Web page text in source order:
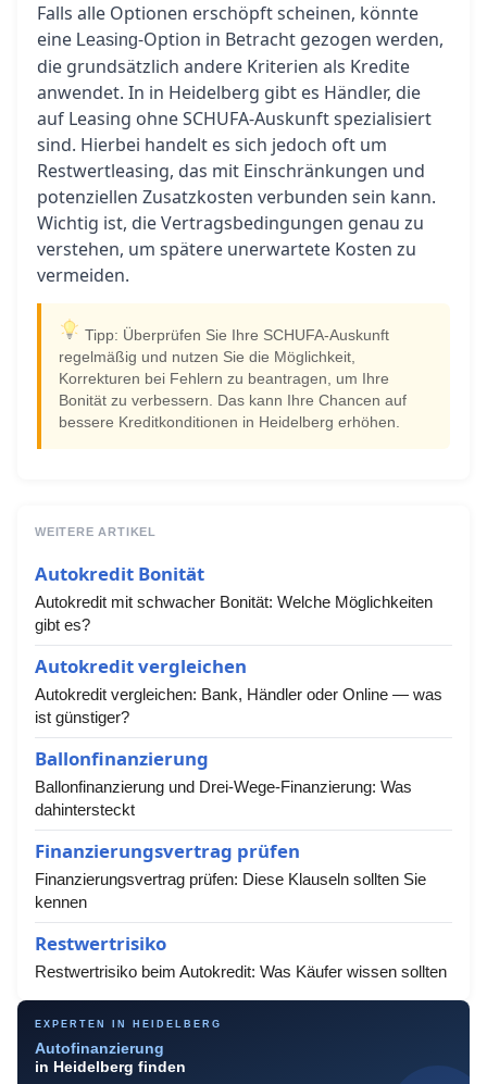
Falls alle Optionen erschöpft scheinen, könnte
eine Leasing-Option in Betracht gezogen werden,
die grundsätzlich andere Kriterien als Kredite
anwendet. In in Heidelberg gibt es Händler, die
auf Leasing ohne SCHUFA-Auskunft spezialisiert
sind. Hierbei handelt es sich jedoch oft um
Restwertleasing, das mit Einschränkungen und
potenziellen Zusatzkosten verbunden sein kann.
Wichtig ist, die Vertragsbedingungen genau zu
verstehen, um spätere unerwartete Kosten zu
vermeiden.
Tipp: Überprüfen Sie Ihre SCHUFA-Auskunft
regelmäßig und nutzen Sie die Möglichkeit,
Korrekturen bei Fehlern zu beantragen, um Ihre
Bonität zu verbessern. Das kann Ihre Chancen auf
bessere Kreditkonditionen in Heidelberg erhöhen.
WEITERE ARTIKEL
Autokredit Bonität
Autokredit mit schwacher Bonität: Welche Möglichkeiten
gibt es?
Autokredit vergleichen
Autokredit vergleichen: Bank, Händler oder Online — was
ist günstiger?
Ballonfinanzierung
Ballonfinanzierung und Drei-Wege-Finanzierung: Was
dahintersteckt
Finanzierungsvertrag prüfen
Finanzierungsvertrag prüfen: Diese Klauseln sollten Sie
kennen
Restwertrisiko
Restwertrisiko beim Autokredit: Was Käufer wissen sollten
EXPERTEN IN HEIDELBERG
Autofinanzierung
in Heidelberg finden